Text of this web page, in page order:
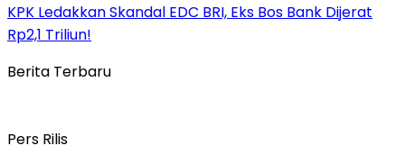
KPK Ledakkan Skandal EDC BRI, Eks Bos Bank Dijerat
Rp2,1 Triliun!
Berita Terbaru
Pers Rilis